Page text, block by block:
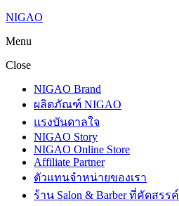
NIGAO
Menu
Close
NIGAO Brand
ผลิตภัณฑ์ NIGAO
แรงบันดาลใจ
NIGAO Story
NIGAO Online Store
Affiliate Partner
ตัวแทนจำหน่ายของเรา
ร้าน Salon & Barber ที่คัดสรรค์